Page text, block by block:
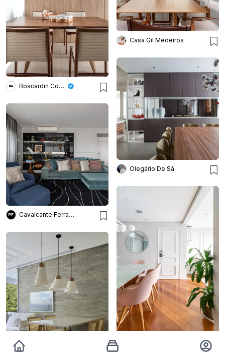
Boscardin Corsi Arquitetura
Casa Gil Medeiros
Olegário De Sá
Cavalcante Ferraz Arquitetura + Design